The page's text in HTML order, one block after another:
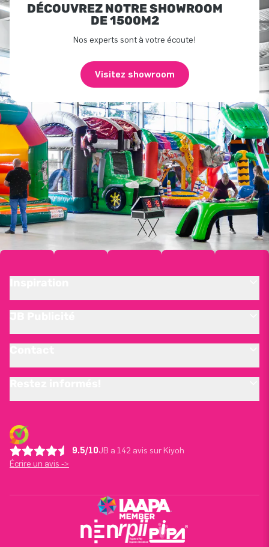
DÉCOUVREZ NOTRE SHOWROOM
DE 1500M2
Nos experts sont à votre écoute!
Visitez showroom
9.5/10JB a 142 avis sur Kiyoh
Écrire un avis ->